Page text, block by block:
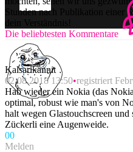
Stunden nach Publikation einer
dein Verständnis!
Die beliebtesten Kommentare
Kalsarikännit
02.08.2018 13:50 registriert
Hab wieder ein Nokia (das
optimal, robust wie man's von
halt wegen Glastouchscreen
Zückerli eine Augenweide.
00
Melden